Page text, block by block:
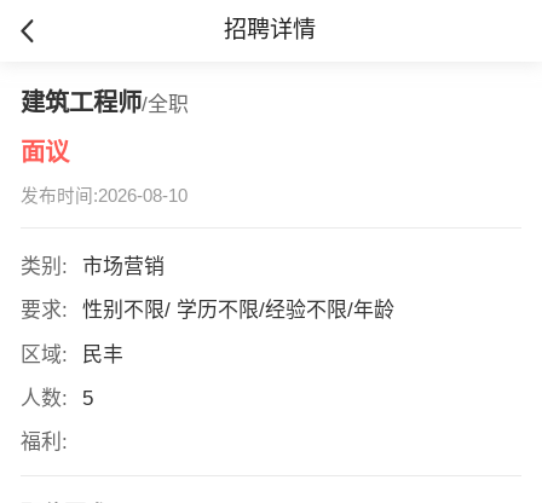
招聘详情
建筑工程师/全职
面议
发布时间:2026-08-10
类别:
市场营销
要求:
性别不限/ 学历不限/经验不限/年龄
区域:
民丰
人数:
5
福利: